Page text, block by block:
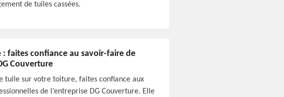
de tuiles cassées.
: faites confiance au savoir-faire de
Couverture
tuile sur votre toiture, faites confiance aux
de l’entreprise DG Couverture. Elle